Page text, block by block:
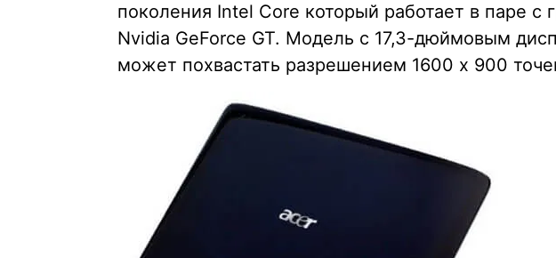
поколения Intel Core который работает в паре с
Nvidia GeForce GT. Модель с 17,3-дюймовым
может похвастать разрешением 1600 х 900